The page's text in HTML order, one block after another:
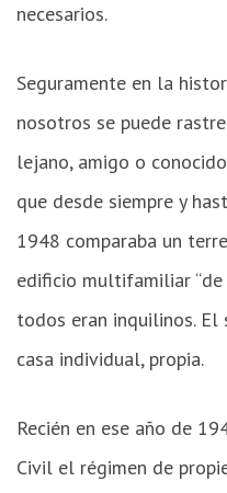
necesarios.
Seguramente en la
nosotros se puede
lejano, amigo o
que desde siempre y
1948 comparaba un
edificio multifamiliar “de
todos eran inquilinos.
casa individual, propia.
Recién en ese año de
Civil el régimen de